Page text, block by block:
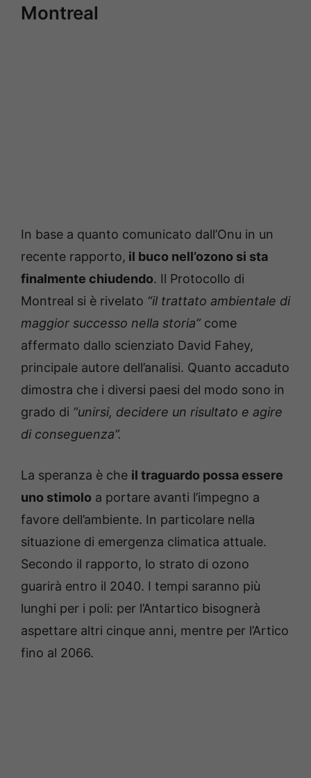
Montreal
In base a quanto comunicato dall’Onu in un
recente rapporto, il buco nell’ozono si sta
finalmente chiudendo. Il Protocollo di
Montreal si è rivelato “il trattato ambientale di
maggior successo nella storia” come
affermato dallo scienziato David Fahey,
principale autore dell’analisi. Quanto accaduto
dimostra che i diversi paesi del modo sono in
grado di “unirsi, decidere un risultato e agire
di conseguenza”.
La speranza è che il traguardo possa essere
uno stimolo a portare avanti l’impegno a
favore dell’ambiente. In particolare nella
situazione di emergenza climatica attuale.
Secondo il rapporto, lo strato di ozono
guarirà entro il 2040. I tempi saranno più
lunghi per i poli: per l’Antartico bisognerà
aspettare altri cinque anni, mentre per l’Artico
fino al 2066.